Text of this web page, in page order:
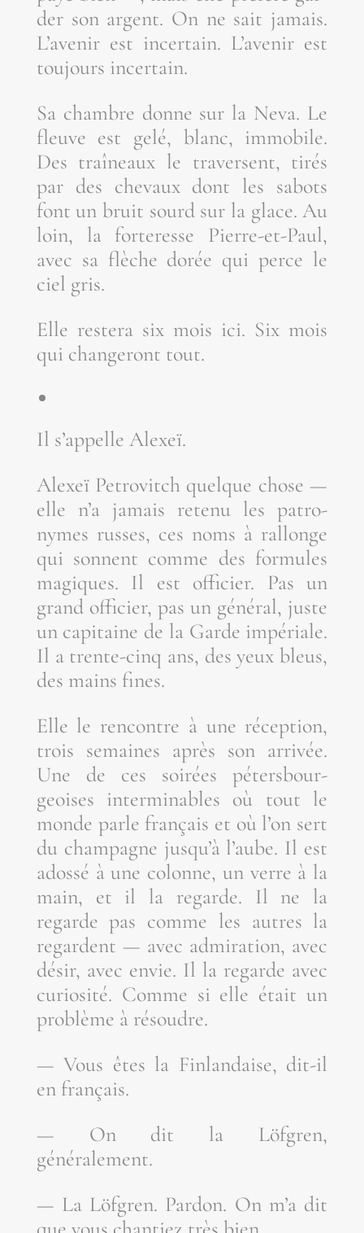
der son argent. On ne sait jamais.
L’avenir est incer­tain. L’avenir est
tou­jours incertain.
Sa chambre donne sur la Neva. Le
fleuve est gelé, blanc, immo­bile.
Des traî­neaux le tra­versent, tirés
par des che­vaux dont les sabots
font un bruit sourd sur la glace. Au
loin, la for­te­resse Pierre-et-Paul,
avec sa flèche dorée qui perce le
ciel gris.
Elle res­te­ra six mois ici. Six mois
qui chan­ge­ront tout.
Il s’appelle Alexeï.
Alexeï Petro­vitch quelque chose —
elle n’a jamais rete­nu les patro­
nymes russes, ces noms à ral­longe
qui sonnent comme des for­mules
magiques. Il est offi­cier. Pas un
grand offi­cier, pas un géné­ral, juste
un capi­taine de la Garde impé­riale.
Il a trente-cinq ans, des yeux bleus,
des mains fines.
Elle le ren­contre à une récep­tion,
trois semaines après son arri­vée.
Une de ces soi­rées péters­bour­
geoises inter­mi­nables où tout le
monde parle fran­çais et où l’on sert
du cham­pagne jusqu’à l’aube. Il est
ados­sé à une colonne, un verre à la
main, et il la regarde. Il ne la
regarde pas comme les autres la
regardent — avec admi­ra­tion, avec
désir, avec envie. Il la regarde avec
curio­si­té. Comme si elle était un
pro­blème à résoudre.
— Vous êtes la Fin­lan­daise, dit-il
en français.
— On dit la Löf­gren,
généralement.
— La Löf­gren. Par­don. On m’a dit